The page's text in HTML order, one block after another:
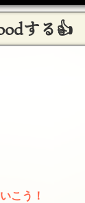
する👍
こう！